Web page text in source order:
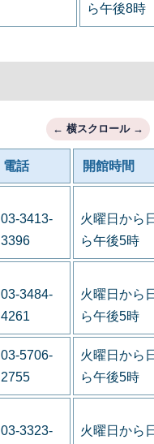
ら午後8時
電話 開館時間
03-3413-
3396
火曜日から
ら午後5時
03-3484-
4261
火曜日から
ら午後5時
03-5706-
2755
火曜日から
ら午後5時
03-3323-
火曜日から